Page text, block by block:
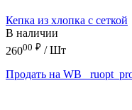
Кепка из хлопка с сеткой
В наличии
26000 ₽ / Шт
Продать на WB